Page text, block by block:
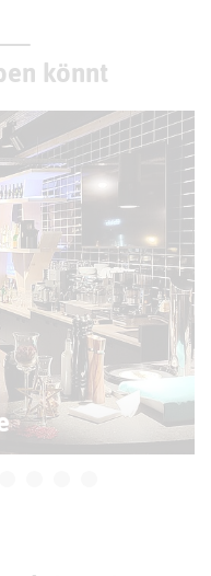
könnt